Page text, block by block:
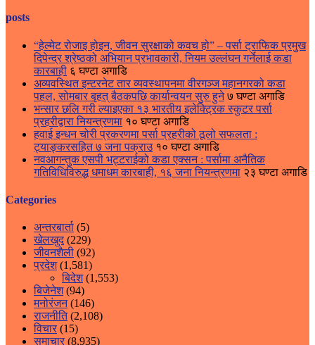
posts
“हेल्मेट रोजाइ होइन, जीवन सुरक्षाको कवच हो” – पर्सा ट्राफिक प्रमुख
दिपेन्द्र श्रेष्ठको अभियान प्रभावकारी, नियम उल्लंघन गर्नेलाई कडा
कारबाही ६ घण्टा अगाडि
अव्यवस्थित इन्टरनेट तार व्यवस्थापनमा वीरगञ्ज महानगरको कडा
पहल, सोमबार बृहत् बैठकपछि कार्यान्वयन सुरु हुने ७ घण्टा अगाडि
भन्सार छलि गरी ल्याइएका १३ भारतीय इलेक्ट्रिक स्कुटर पर्सा
प्रहरीद्वारा नियन्त्रणमा १० घण्टा अगाडि
हवाई इन्धन चोरी प्रकरणमा पर्सा प्रहरीको ठूलो सफलता :
ट्याङ्करसहित ७ जना पक्राउ १० घण्टा अगाडि
नवआगन्तुक एसपी भट्टराईको कडा एक्सन : पर्सामा अनैतिक
गतिविधिविरुद्ध धमाधम कारबाही, १६ जना नियन्त्रणमा २३ घण्टा अगाडि
Categories
अन्तरबार्ता (5)
खेलखुद(229)
जीवनशैली (92)
प्रदेश(1,581)
बिदेश(1,553)
बिजेनेश(94)
मनोरंजन(146)
राजनीति(2,108)
विचार(15)
समाचार(8,935)